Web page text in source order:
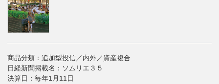
商品分類：追加型投信／内外／資産複合
日経新聞掲載名：ソムリエ３５
決算日：毎年1月11日